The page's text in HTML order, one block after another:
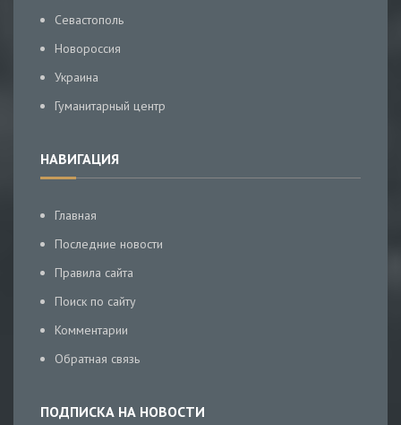
Севастополь
Новороссия
Украина
Гуманитарный центр
НАВИГАЦИЯ
Главная
Последние новости
Правила сайта
Поиск по сайту
Комментарии
Обратная связь
ПОДПИСКА НА НОВОСТИ